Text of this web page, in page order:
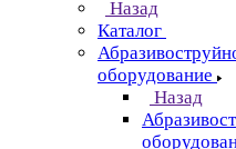
Назад
Каталог
оборудование
Назад